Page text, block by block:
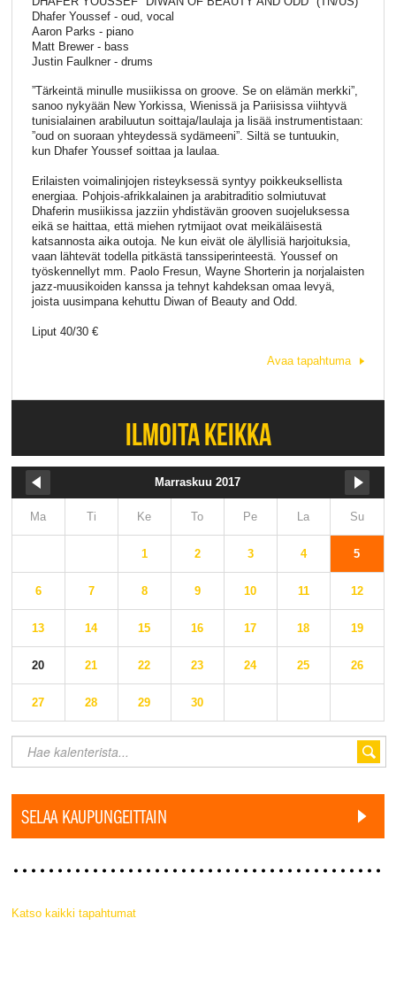
Dhafer Youssef - oud, vocal
Aaron Parks - piano
Matt Brewer - bass
Justin Faulkner - drums
”Tärkeintä minulle musiikissa on groove. Se on elämän merkki”,
sanoo nykyään New Yorkissa, Wienissä ja Pariisissa viihtyvä
tunisialainen arabiluutun soittaja/laulaja ja lisää instrumentistaan:
”oud on suoraan yhteydessä sydämeeni”. Siltä se tuntuukin,
kun Dhafer Youssef soittaa ja laulaa.
Erilaisten voimalinjojen risteyksessä syntyy poikkeuksellista
energiaa. Pohjois-afrikkalainen ja arabitraditio solmiutuvat
Dhaferin musiikissa jazziin yhdistävän grooven suojeluksessa
eikä se haittaa, että miehen rytmijaot ovat meikäläisestä
katsannosta aika outoja. Ne kun eivät ole älyllisiä harjoituksia,
vaan lähtevät todella pitkästä tanssiperinteestä. Youssef on
työskennellyt mm. Paolo Fresun, Wayne Shorterin ja norjalaisten
jazz-muusikoiden kanssa ja tehnyt kahdeksan omaa levyä,
joista uusimpana kehuttu Diwan of Beauty and Odd.
Liput 40/30 €
Avaa tapahtuma
ILMOITA KEIKKA
Marraskuu 2017
Ma Ti Ke To Pe La Su
1 2 3 4 5
6 7 8 9 10 11 12
13 14 15 16 17 18 19
20 21 22 23 24 25 26
27 28 29 30
SELAA KAUPUNGEITTAIN
Katso kaikki tapahtumat